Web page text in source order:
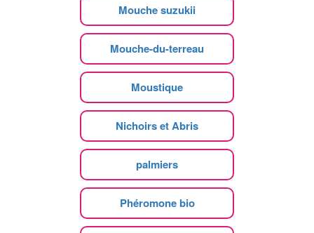
Mouche suzukii
Mouche-du-terreau
Moustique
Nichoirs et Abris
palmiers
Phéromone bio